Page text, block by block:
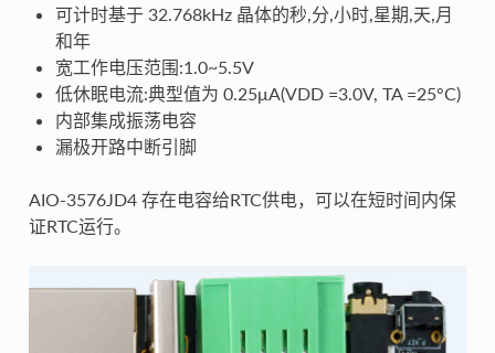
可计时基于 32.768kHz 晶体的秒,分,小时,星期,天,月
和年
宽工作电压范围:1.0~5.5V
低休眠电流:典型值为 0.25μA(VDD =3.0V, TA =25°C)
内部集成振荡电容
漏极开路中断引脚
AIO-3576JD4 存在电容给RTC供电，可以在短时间内保
证RTC运行。